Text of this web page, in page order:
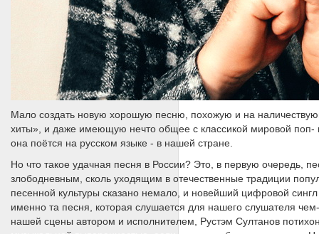
Мало создать новую хорошую песню, похожую и на
хиты», и даже имеющую нечто общее с классикой мировой поп-
она поётся на русском языке - в нашей стране.
Но что такое удачная песня в России? Это, в первую очередь,
злободневным, сколь уходящим в отечественные традиции
песенной культуры сказано немало, и новейший цифровой
именно та песня, которая слушается для нашего слушателя
нашей сцены автором и исполнителем, Рустэм Султанов